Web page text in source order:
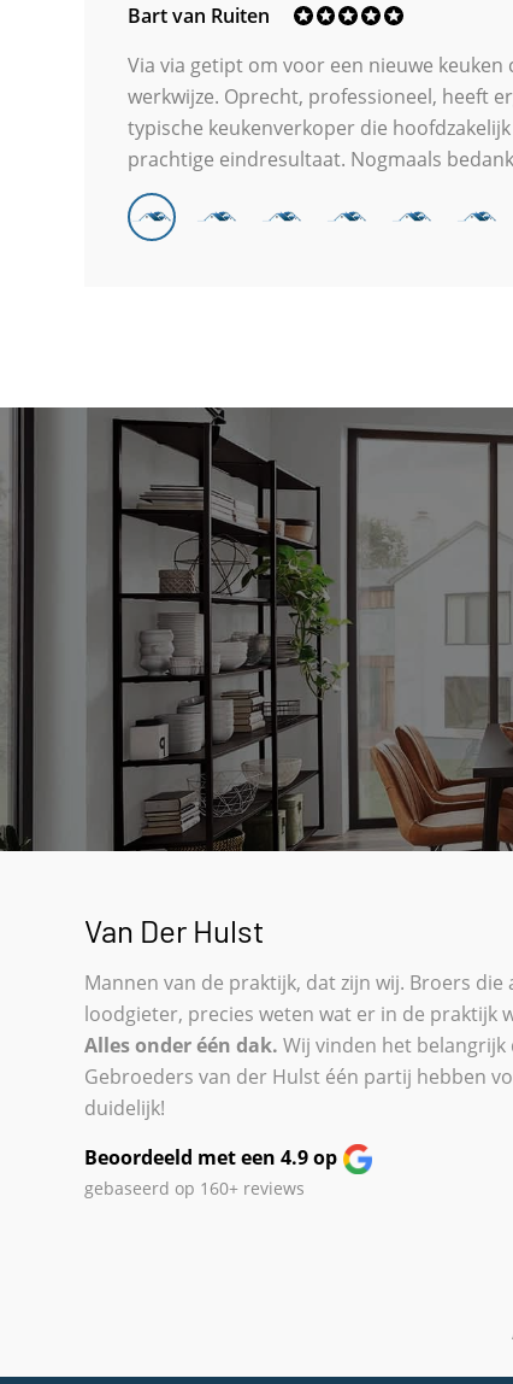
Bart van Ruiten
Via via getipt om voor een nieuwe
werkwijze. Oprecht, professioneel, heeft
typische keukenverkoper die
prachtige eindresultaat. Nogmaals
Van Der Hulst
Mannen van de praktijk, dat zijn wij. Broers
loodgieter, precies weten wat er in de praktijk
Alles onder één dak. Wij vinden het
Gebroeders van der Hulst één partij hebben
duidelijk!
Beoordeeld met een 4.9 op
gebaseerd op 160+ reviews